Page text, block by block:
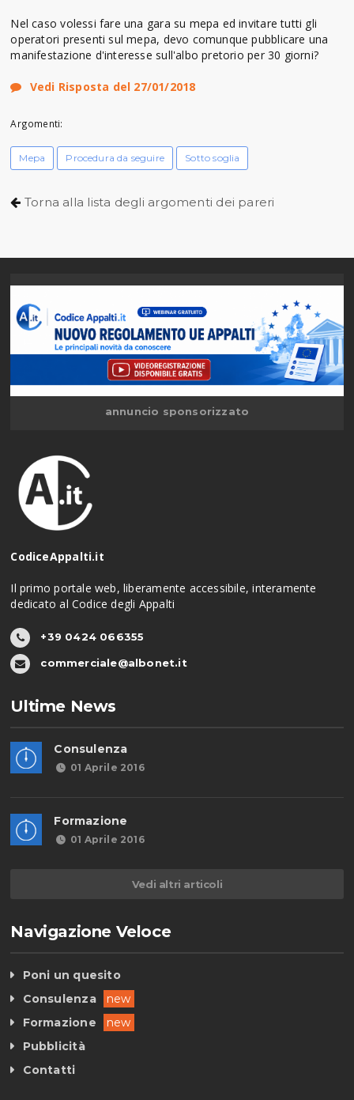
Nel caso volessi fare una gara su mepa ed invitare tutti gli
operatori presenti sul mepa, devo comunque pubblicare una
manifestazione d'interesse sull'albo pretorio per 30 giorni?
Vedi Risposta del 27/01/2018
Argomenti:
Mepa Procedura da seguire Sotto soglia
Torna alla lista degli argomenti dei pareri
annuncio sponsorizzato
CodiceAppalti.it
Il primo portale web, liberamente accessibile, interamente
dedicato al Codice degli Appalti
+39 0424 066355
commerciale@albonet.it
Ultime News
Consulenza
01 Aprile 2016
Formazione
01 Aprile 2016
Vedi altri articoli
Navigazione Veloce
Poni un quesito
Consulenza
new
Formazione
new
Pubblicità
Contatti